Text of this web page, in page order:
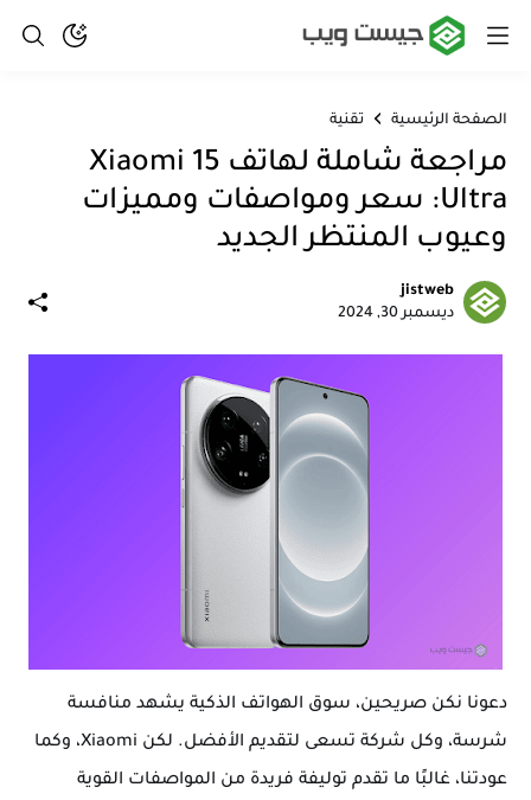
الصفحة الرئيسية تقنية
مراجعة شاملة لهاتف Xiaomi 15
Ultra: سعر ومواصفات ومميزات
وعيوب المنتظر الجديد
jistweb
ديسمبر 30, 2024
دعونا نكن صريحين، سوق الهواتف الذكية يشهد منافسة
شرسة، وكل شركة تسعى لتقديم الأفضل. لكن Xiaomi، وكما
عودتنا، غالبًا ما تقدم توليفة فريدة من المواصفات القوية